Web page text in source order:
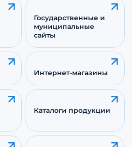
Государственные и
муниципальные
сайты
Интернет-магазины
Каталоги продукции